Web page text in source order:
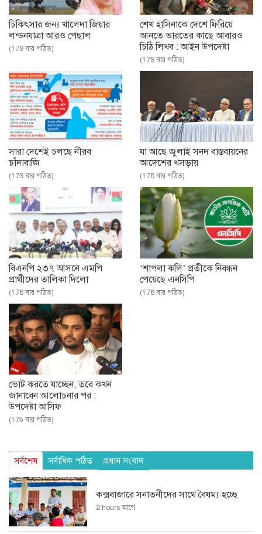
চিকিৎসার জন্য খালেদা জিয়ার
লন্ডনযাত্রা আরও পেছাল
(179 বার পঠিত)
শেখ হাসিনাকে দেশে ফিরিয়ে
আনতে ভারতের কাছে আবারও
চিঠি লিখব : আইন উপদেষ্টা
(179 বার পঠিত)
সারা দেশেই চলছে নীরব
চাঁদাবাজি
(179 বার পঠিত)
যা আছে জুলাই সনদ বাস্তবায়নের
আদেশের খসড়ায়
(178 বার পঠিত)
বিএনপি ২৩৭ আসনে এমপি
প্রার্থীদের তালিকা দিলো
(176 বার পঠিত)
‘শাপলা কলি’ প্রতীকে নিবন্ধন
পেয়েছে এনসিপি ‌
(176 বার পঠিত)
ভোট করতে যাচ্ছেন, তবে কখন
জানাবেন আলোচনার পর :
উপদেষ্টা আসিফ
(175 বার পঠিত)
সর্বশেষ সর্বাধিক পঠিত প্রধান সংবাদ
কক্সবাজারে সনাতনীদের সাথে বৈষম্য হচ্ছে
2 hours আগে